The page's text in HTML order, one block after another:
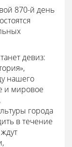
870-й день
девиз:
нашего
и мировое
города
в течение